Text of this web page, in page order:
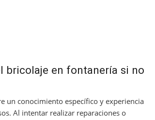
bricolaje en fontanería si no
un conocimiento específico y experiencia
Al intentar realizar reparaciones o